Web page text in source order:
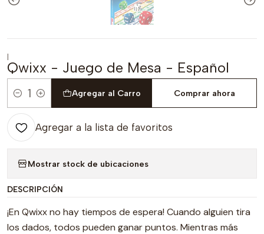
|
Qwixx - Juego de Mesa - Español
Cantidad
Agregar al Carro Comprar ahora
Agregar a la lista de favoritos
Mostrar stock de ubicaciones
DESCRIPCIÓN
¡En Qwixx no hay tiempos de espera! Cuando alguien tira
los dados, todos pueden ganar puntos. Mientras más